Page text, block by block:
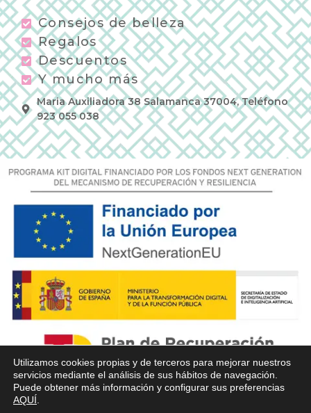
Consejos de belleza
Regalos
Descuentos
Y mucho más
Maria Auxiliadora 38 Salamanca 37004, Teléfono
923 055 038
Utilizamos cookies propias y de terceros para mejorar nuestros
servicios mediante el análisis de sus hábitos de navegación.
Puede obtener más información y configurar sus preferencias
AQUÍ